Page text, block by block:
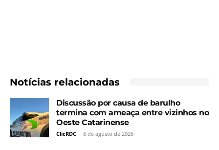
Notícias relacionadas
Discussão por causa de barulho
termina com ameaça entre vizinhos no
Oeste Catarinense
ClicRDC - 8 de agosto de 2026